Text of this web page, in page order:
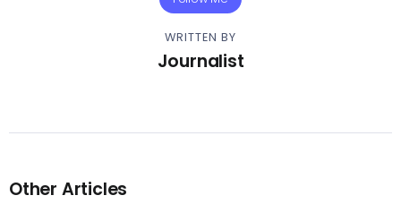
WRITTEN BY
Journalist
Other Articles